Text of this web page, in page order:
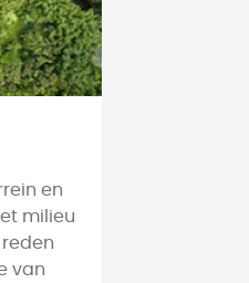
en
milieu
reden
van